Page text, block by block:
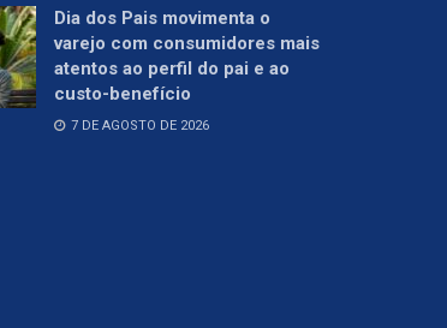
Dia dos Pais movimenta o
varejo com consumidores mais
atentos ao perfil do pai e ao
custo-benefício
7 DE AGOSTO DE 2026